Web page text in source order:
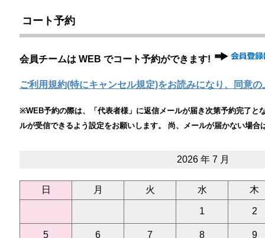
コート予約
会員チームは WEB でコート予約ができます!
ご利用規約(特にキャンセル規定)をお読みになり、同意
※WEB予約の際は、「代表者様」に返信メールが届き次第予約完了
ルが受信できるよう設定をお願いします。 尚、メールが届かない場
2026 年 7 月
日 月 火 水 木
1 2
5 6 7 8 9